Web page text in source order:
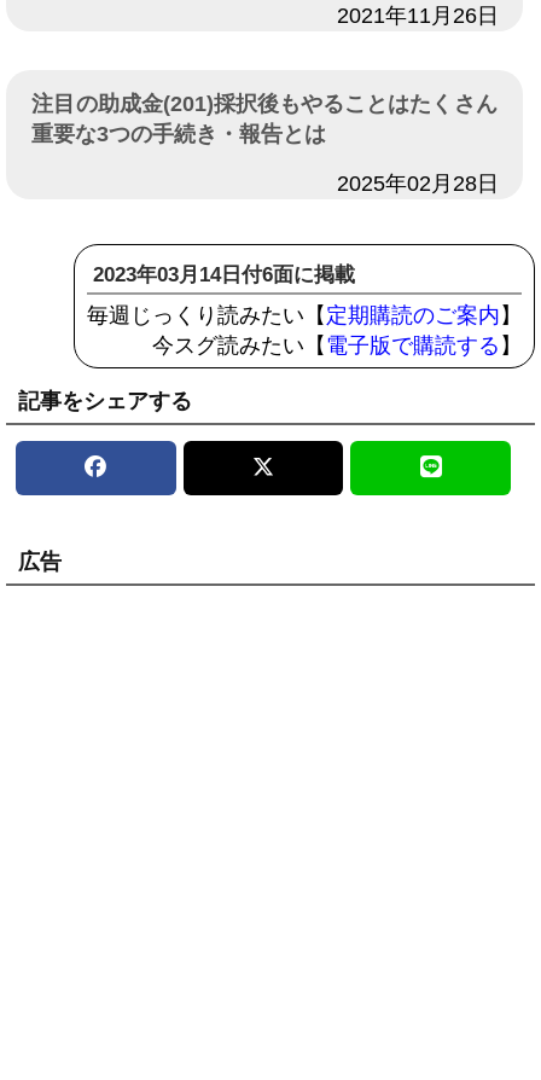
2021年11月26日
注目の助成金(201)採択後もやることはたくさん
重要な3つの手続き・報告とは
2025年02月28日
2023年03月14日付6面に掲載
毎週じっくり読みたい【 定期購読のご案内 】
今スグ読みたい【 電子版で購読する 】
記事をシェアする
広告